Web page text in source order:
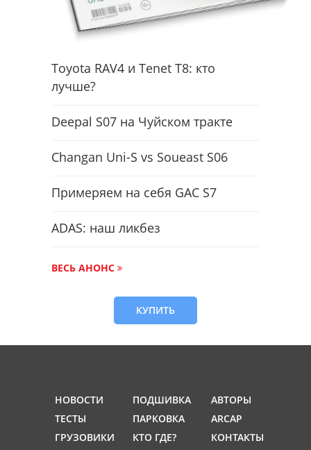
Toyota RAV4 и Tenet T8: кто
лучше?
Deepal S07 на Чуйском тракте
Changan Uni-S vs Soueast S06
Примеряем на себя GAC S7
ADAS: наш ликбез
ВЕСЬ АНОНС
КУПИТЬ
НОВОСТИ
ТЕСТЫ
ГРУЗОВИКИ
ПОДШИВКА
ПАРКОВКА
КТО ГДЕ?
АВТОРЫ
ARCAP
КОНТАКТЫ